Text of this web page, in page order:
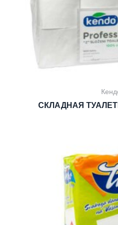
СКЛАДНАЯ